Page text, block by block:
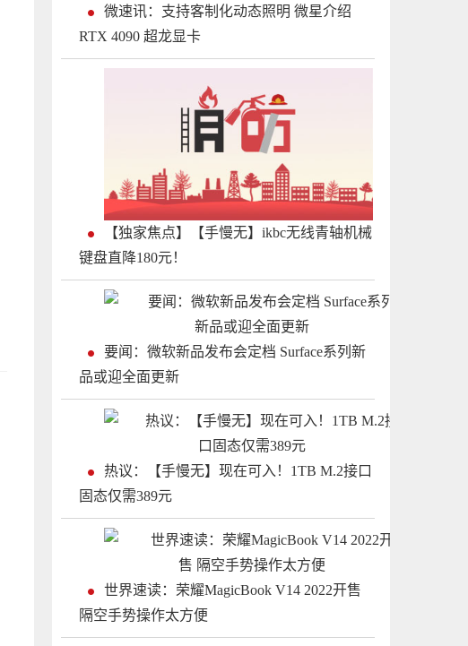
微速讯：支持客制化动态照明 微星介绍
RTX 4090 超龙显卡
【独家焦点】【手慢无】ikbc无线青轴机械
键盘直降180元！
要闻：微软新品发布会定档 Surface系列新
品或迎全面更新
热议：【手慢无】现在可入！1TB M.2接口
固态仅需389元
世界速读：荣耀MagicBook V14 2022开售
隔空手势操作太方便